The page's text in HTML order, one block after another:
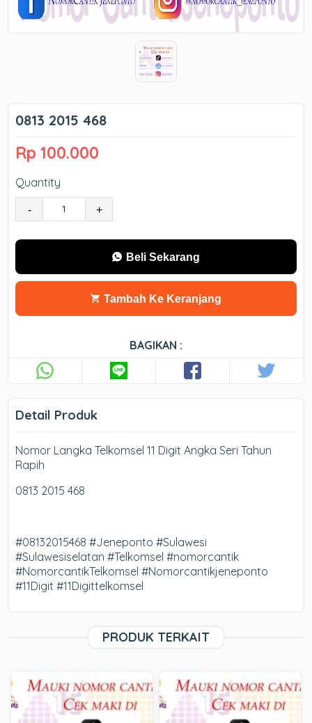
0813 2015 468
Rp 100.000
Quantity
- +
Beli Sekarang
Tambah Ke Keranjang
BAGIKAN :
Detail Produk
Nomor Langka Telkomsel 11 Digit Angka Seri Tahun
Rapih
0813 2015 468
#08132015468 #Jeneponto #Sulawesi
#Sulawesiselatan #Telkomsel #nomorcantik
#NomorcantikTelkomsel #Nomorcantikjeneponto
#11Digit #11Digittelkomsel
PRODUK TERKAIT